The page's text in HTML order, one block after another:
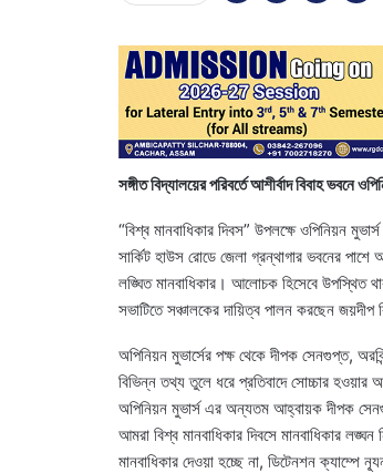
সঙ্গীত বিদ্যালয়ের পরিবর্তে আশীর্বাদ বিবাহ ভবনে
“বিশ্ব মানবাধিকার দিবস” উপলক্ষে ওপিনিয়ন
সার্কিট হাউস রোডে জেলা গ্রন্থাগার ভবনের
লঙ্ঘিত মানবাধিকার। আলোচক হিসেবে উপস্থিত
সভাটিতে সঞ্চালকের দায়িত্ব পালন করছেন জয়দীপ
অপিনিয়ন মুভার্সের পক্ষ থেকে দীপক সেনগুপ্ত,
বিভিন্ন তথ্য তুলে ধরে প্রতিবাদে সোচ্চার হওয়ার
অপিনিয়ন মুভার্স এর অন্যতম আহ্বায়ক দীপক
আমরা বিশ্ব মানবাধিকার দিবসে মানবাধিকার
মানবাধিকার দেওয়া হচ্ছে না, ডিটেনশন